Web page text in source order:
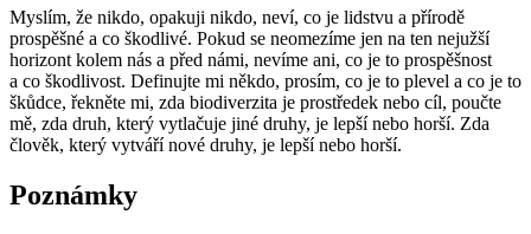
Myslím, že nikdo, opakuji nikdo, neví, co je lidstvu a přírodě
prospěšné a co škodlivé. Pokud se neomezíme jen na ten nejužší
horizont kolem nás a před námi, nevíme ani, co je to prospěšnost
a co škodlivost. Definujte mi někdo, prosím, co je to plevel a co je to
škůdce, řekněte mi, zda biodiverzita je prostředek nebo cíl, poučte
mě, zda druh, který vytlačuje jiné druhy, je lepší nebo horší. Zda
člověk, který vytváří nové druhy, je lepší nebo horší.
Poznámky